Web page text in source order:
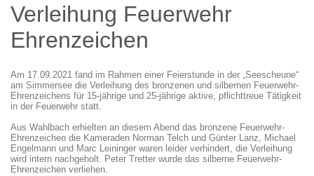
Verleihung Feuerwehr
Ehrenzeichen
Am 17.09.2021 fand im Rahmen einer Feierstunde in der „Seescheune“
am Simmersee die Verleihung des bronzenen und silbernen Feuerwehr-
Ehrenzeichens für 15-jährige und 25-jährige aktive, pflichttreue Tätigkeit
in der Feuerwehr statt.
Aus Wahlbach erhielten an diesem Abend das bronzene Feuerwehr-
Ehrenzeichen die Kameraden Norman Telch und Günter Lanz, Michael
Engelmann und Marc Leininger waren leider verhindert, die Verleihung
wird intern nachgeholt. Peter Tretter wurde das silberne Feuerwehr-
Ehrenzeichen verliehen.